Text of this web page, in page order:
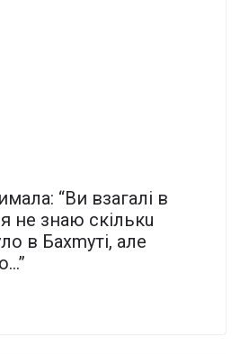
“Ви взагалі в
не знаю скількu
в Бахmуті, але